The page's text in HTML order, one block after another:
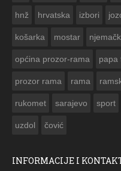
hnž hrvatska izbori
košarka mostar
općina prozor-rama papa
prozor rama rama
rukomet sarajevo sport
uzdol čović
INFORMACIJE I